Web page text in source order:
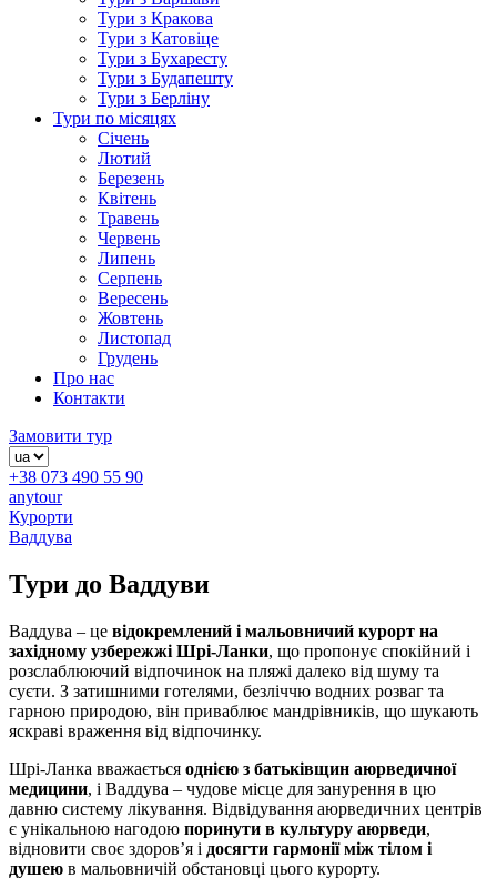
Тури з Кракова
Тури з Катовіце
Тури з Бухаресту
Тури з Будапешту
Тури з Берліну
Тури по місяцях
Січень
Лютий
Березень
Квітень
Травень
Червень
Липень
Серпень
Вересень
Жовтень
Листопад
Грудень
Про нас
Контакти
Замовити тур
+38 073 490 55 90
anytour
Курорти
Ваддува
Тури до Ваддуви
Ваддува – це відокремлений і мальовничий курорт на
західному узбережжі Шрі-Ланки, що пропонує спокійний і
розслаблюючий відпочинок на пляжі далеко від шуму та
суєти. З затишними готелями, безліччю водних розваг та
гарною природою, він приваблює мандрівників, що шукають
яскраві враження від відпочинку.
Шрі-Ланка вважається однією з батьківщин аюрведичної
медицини, і Ваддува – чудове місце для занурення в цю
давню систему лікування. Відвідування аюрведичних центрів
є унікальною нагодою поринути в культуру аюрведи,
відновити своє здоров’я і досягти гармонії між тілом і
душею в мальовничій обстановці цього курорту.